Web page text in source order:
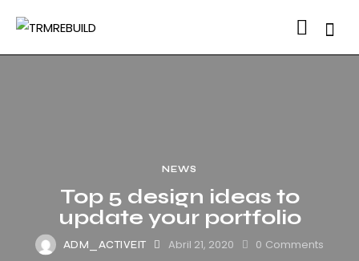
NEWS
Top 5 design ideas to
update your portfolio
ADM_ACTIVEIT Abril 21, 2020 0 Comments